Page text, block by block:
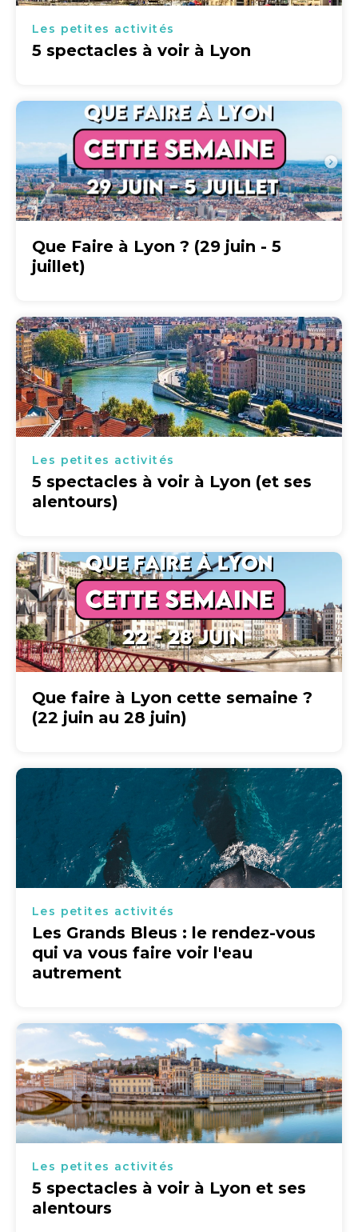
Les petites activités
5 spectacles à voir à Lyon
Que Faire à Lyon ? (29 juin - 5
juillet)
Les petites activités
5 spectacles à voir à Lyon (et ses
alentours)
Que faire à Lyon cette semaine ?
(22 juin au 28 juin)
Les petites activités
Les Grands Bleus : le rendez-vous
qui va vous faire voir l'eau
autrement
Les petites activités
5 spectacles à voir à Lyon et ses
alentours